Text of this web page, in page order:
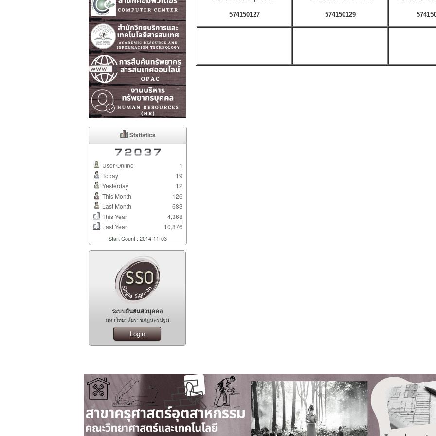
Statistics
User Online
1
Today
19
Yesterday
12
This Month
126
Last Month
683
This Year
4,368
Last Year
10,876
Start Count : 2014-11-03
ระบบยืนยันตัวบุคคล
มหาวิทยาลัยราชภัฏนครปฐม
Login
574150127 574150129